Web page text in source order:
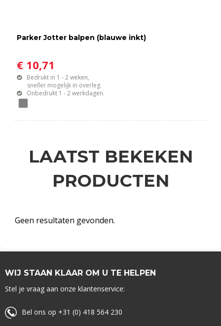
Parker Jotter balpen (blauwe inkt)
€ 10,71
Bedrukt in 1 - 2 weken,
sneller mogelijk in overleg.
Onbedrukt 1 - 2 werkdagen.
LAATST BEKEKEN
PRODUCTEN
Geen resultaten gevonden.
WIJ STAAN KLAAR OM U TE HELPEN
Stel je vraag aan onze klantenservice:
Bel ons op +31 (0) 418 564 230